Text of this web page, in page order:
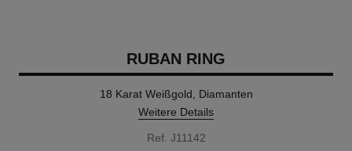
RUBAN RING
18 Karat Weißgold, Diamanten
Weitere Details
Ref. J11142